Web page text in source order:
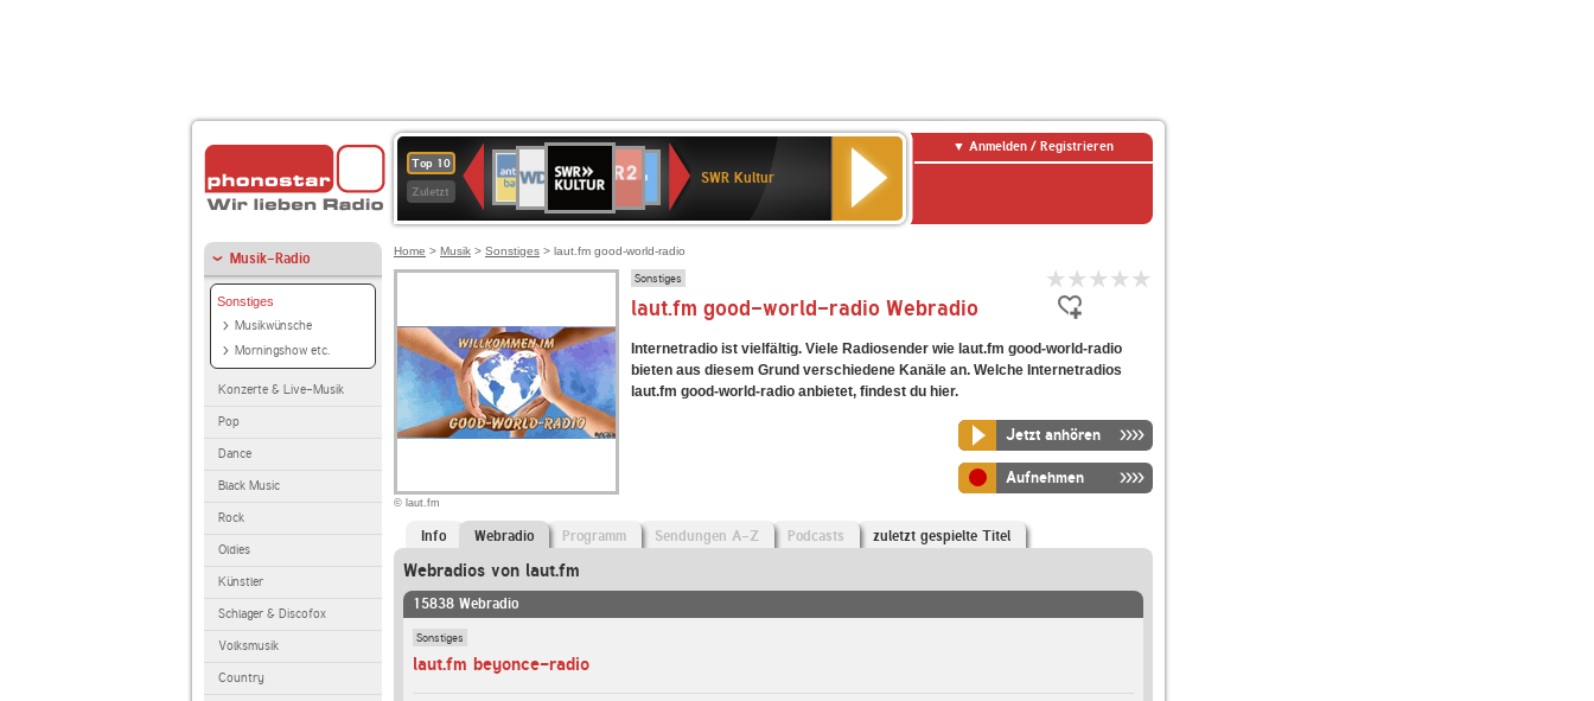
Top 10
Zuletzt
Deutschlandfunk
80er
90er
OLDIE
ANTENNE
SWR3
WDR
4
BR-
KLASSIK
Deutschlandfunk
Kultur
ANTENNE
BAYERN
2
Kultur2
SWR Kultur
Anmelden / Registrieren
Musik-Radio
Sonstiges
Musikwünsche
Morningshow etc.
Konzerte & Live-Musik
Pop
Dance
Black Music
Rock
Oldies
Künstler
Schlager & Discofox
Volksmusik
Country
Home > Musik > Sonstiges > laut.fm good-world-radio
© laut.fm
Sonstiges
laut.fm good-world-radio Webradio
Internetradio ist vielfältig. Viele Radiosender wie laut.fm good-world-radio
bieten aus diesem Grund verschiedene Kanäle an. Welche Internetradios
laut.fm good-world-radio anbietet, findest du hier.
Jetzt anhören
Aufnehmen
Info Webradio Programm Sendungen A-Z Podcasts zuletzt gespielte Titel
Webradios von laut.fm
15838 Webradio
Sonstiges
laut.fm beyonce-radio